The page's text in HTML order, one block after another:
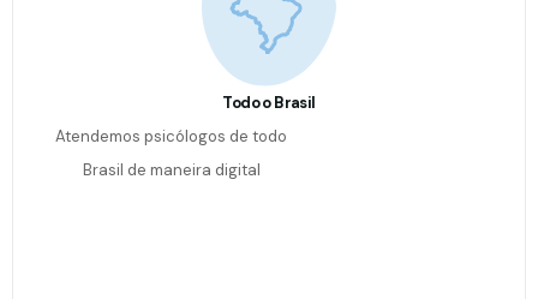
Todo o Brasil
Atendemos psicólogos de todo
Brasil de maneira digital